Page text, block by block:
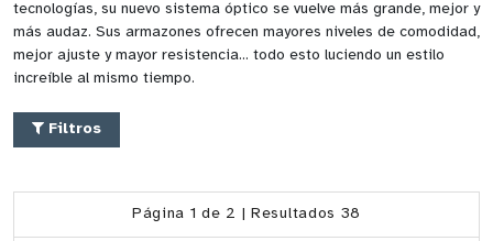
tecnologías, su nuevo sistema óptico se vuelve más grande, mejor y
más audaz. Sus armazones ofrecen mayores niveles de comodidad,
mejor ajuste y mayor resistencia... todo esto luciendo un estilo
increíble al mismo tiempo.
Filtros
Página 1 de 2 | Resultados 38